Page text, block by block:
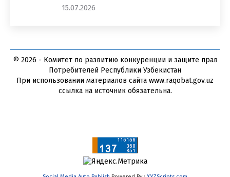
15.07.2026
© 2026 - Комитет по развитию конкуренции и защите прав
Потребителей Республики Узбекистан
При использовании материалов сайта www.raqobat.gov.uz
ссылка на источник обязательна.